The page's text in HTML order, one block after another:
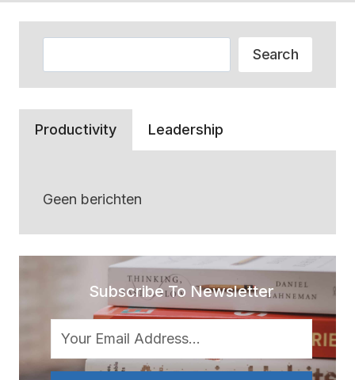
Search
Productivity Leadership
Geen berichten
Subscribe To Newsletter